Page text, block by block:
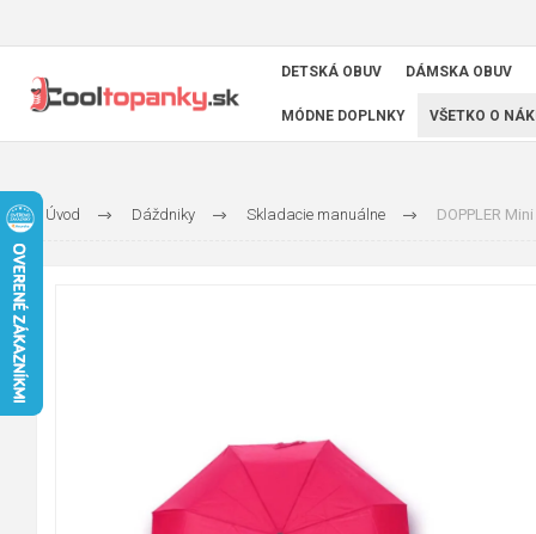
DETSKÁ OBUV DÁMSKA OBUV
MÓDNE DOPLNKY VŠETKO O
Úvod Dáždniky Skladacie manuálne DOPPLER